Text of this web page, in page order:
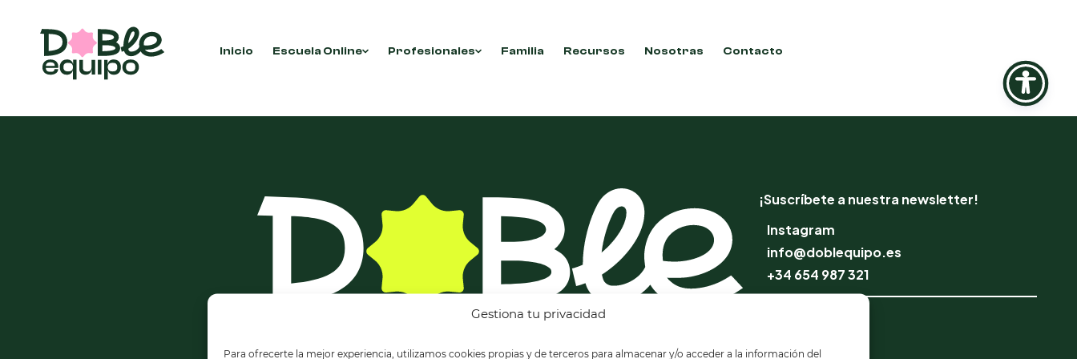
Gestiona tu privacidad
Para ofrecerte la mejor experiencia, utilizamos cookies propias y de terceros para almacenar y/o acceder a la información del
Inicio Escuela Online Profesionales Familia Recursos Nosotras Contacto
No se han encontrado productos que coincidan con tu selección.
¡Suscríbete a nuestra newsletter!
Instagram
info@doblequipo.es
+34 654 987 321